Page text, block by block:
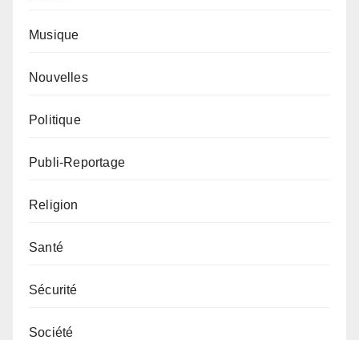
Musique
Nouvelles
Politique
Publi-Reportage
Religion
Santé
Sécurité
Société